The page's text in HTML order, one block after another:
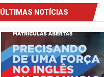
ÚLTIMAS NOTÍCIAS